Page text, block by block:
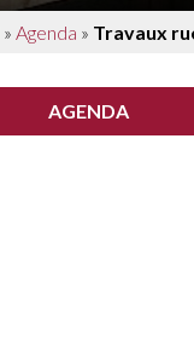
» Agenda » Travaux
AGENDA